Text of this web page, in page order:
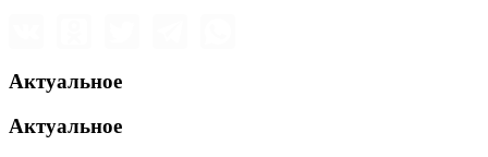
Актуальное
Актуальное